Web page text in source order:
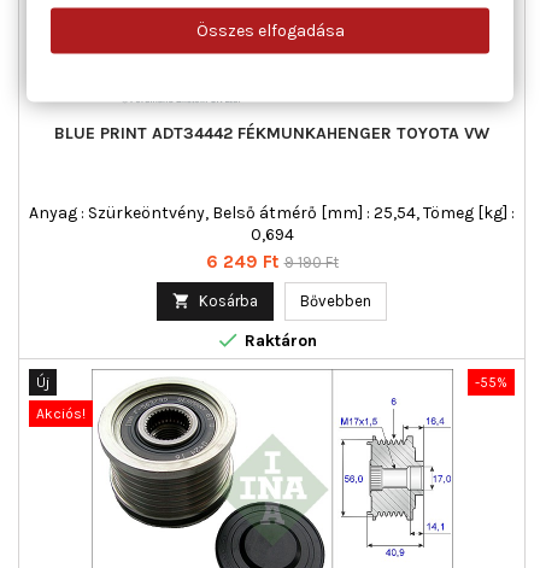
BLUE PRINT ADT34442 FÉKMUNKAHENGER TOYOTA VW
Anyag : Szürkeöntvény, Belső átmérő [mm] : 25,54, Tömeg [kg] :
0,694
Ár
6 249 Ft Normál
9 190 Ft
 Kosárba Bővebben
 Raktáron
-55%
Új
Akciós!
Összes elfogadása